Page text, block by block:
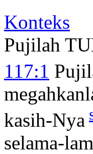
Konteks
Pujilah
117:1
kasih-Nya
selama-